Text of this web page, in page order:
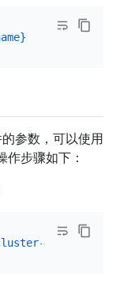
参数，可以使用
作步骤如下：
name}